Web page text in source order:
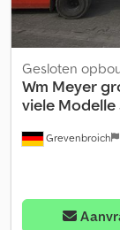
webshop op
het auteursrecht
AZKF1325-14.
Grevenbroich
Gesloten
Wm Meyer
viele